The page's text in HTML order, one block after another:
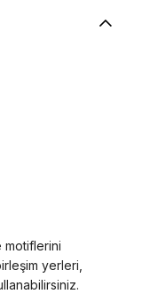
motiflerini
yerleri,